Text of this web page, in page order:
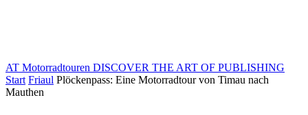
AT Motorradtouren DISCOVER THE ART OF PUBLISHING
Start Friaul Plöckenpass: Eine Motorradtour von Timau nach
Mauthen